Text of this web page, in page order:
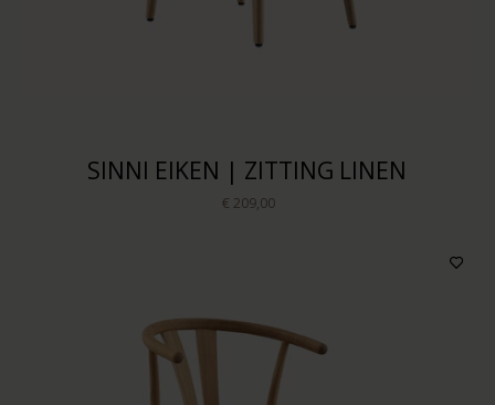
SINNI EIKEN | ZITTING LINEN
€ 209,00